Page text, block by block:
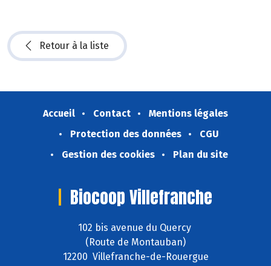
Retour à la liste
Accueil Contact
Mentions légales
Protection des données
CGU
Gestion des cookies
Plan du site
Biocoop Villefranche
102 bis avenue du Quercy
(Route de Montauban)
12200 Villefranche-de-Rouergue